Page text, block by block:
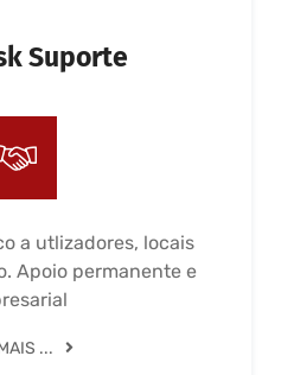
Suporte
a utlizadores, locais
Apoio permanente e
...